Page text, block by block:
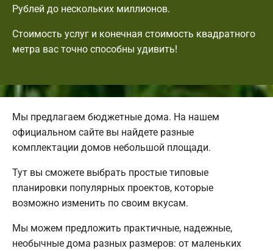
Рублей до нескольких миллионов.
Стоимость услуг и конечная стоимость квадратного
метра вас точно способны удивить!
Мы предлагаем бюджетные дома. На нашем
официальном сайте вы найдете разные
комплектации домов небольшой площади.
Тут вы сможете выбрать простые типовые
планировки популярных проектов, которые
возможно изменить по своим вкусам.
Мы можем предложить практичные, надежные,
необычные дома разных размеров: от маленьких